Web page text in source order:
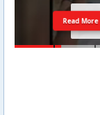
Read More